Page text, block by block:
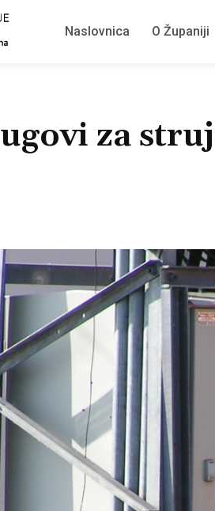
Naslovnica O Županiji
za